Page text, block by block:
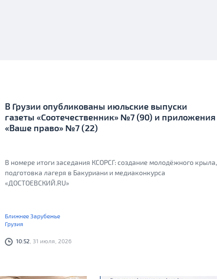
В Грузии опубликованы июльские выпуски
газеты «Соотечественник» №7 (90) и приложения
«Ваше право» №7 (22)
В номере итоги заседания КСОРСГ: создание молодёжного крыла,
подготовка лагеря в Бакуриани и медиаконкурса
«ДОСТОЕВСКИЙ.RU»
Ближнее Зарубежье
Грузия
10:52 , 31 июля, 2026